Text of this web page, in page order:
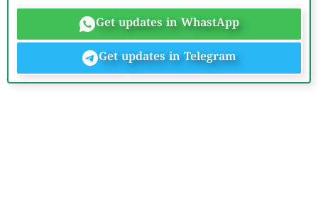
Get updates in WhastApp
Get updates in Telegram